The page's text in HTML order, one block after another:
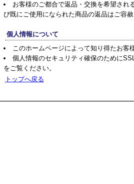
お客様のご都合で返品・交換を希望され
び既にご使用になられた商品の返品はご容赦
個人情報について
このホームページによって知り得たお客
個人情報のセキュリティ確保のために
をご覧ください。
トップへ戻る